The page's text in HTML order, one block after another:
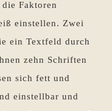
Faktoren
einstellen. Zwei
ein Textfeld durch
zehn Schriften
sich fett und
einstellbar und